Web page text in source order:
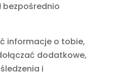
bezpośrednio
informacje o tobie,
dodatkowe,
i